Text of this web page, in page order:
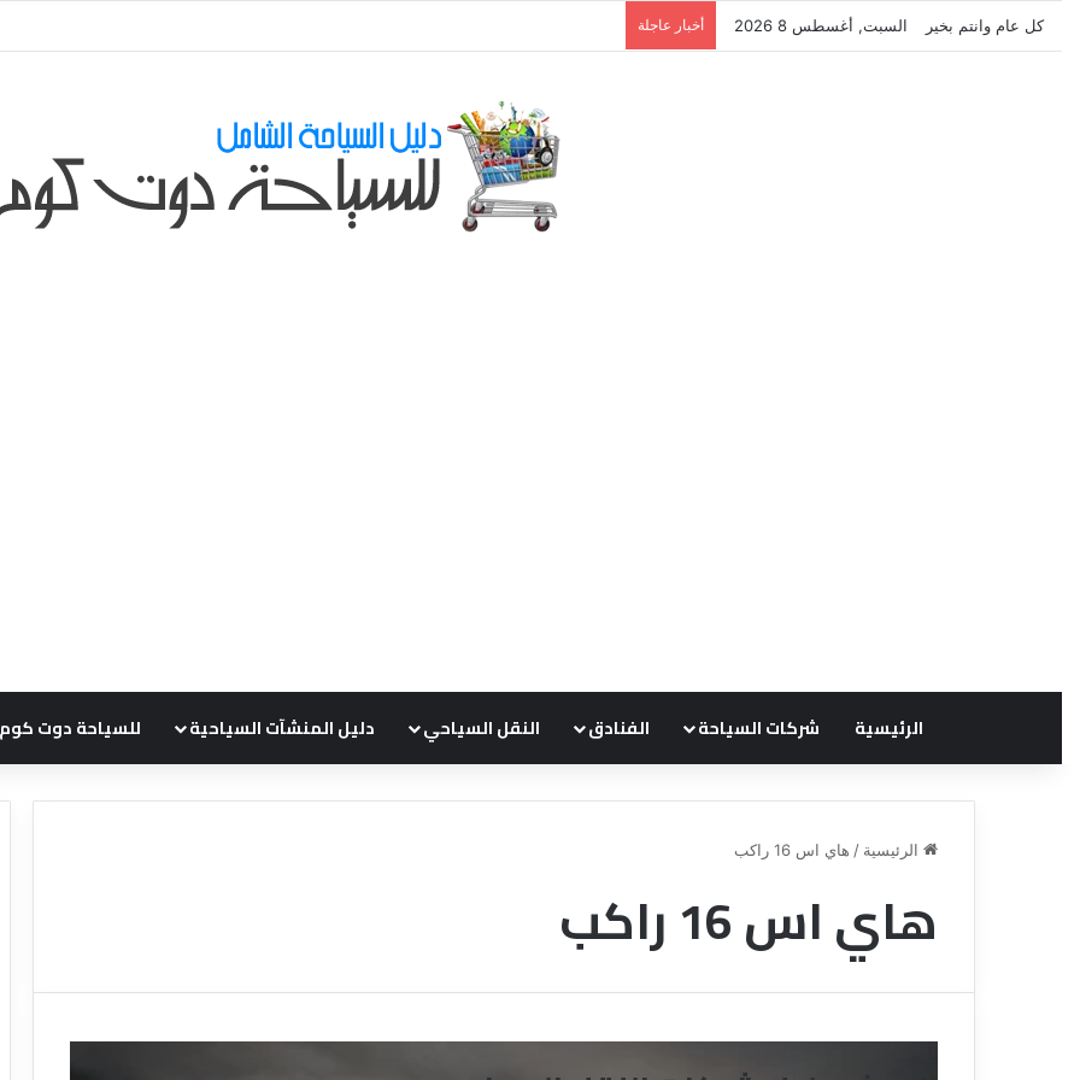
كل عام وانتم بخير السبت, أغسطس 8 2026 أخبار عاجلة
الرئيسية شركات السياحة الفنادق النقل السياحي دليل المنشآت السياحية للسياحة دوت كوم
الرئيسية / هاي اس 16 راكب
هاي اس 16 راكب
ق
ن
ة
ل
ض
ر